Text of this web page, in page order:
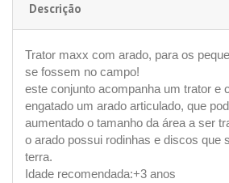
Descrição
Trator maxx com arado, para os
se fossem no campo!
este conjunto acompanha um trator e
engatado um arado articulado, que
aumentado o tamanho da área a ser
o arado possui rodinhas e discos que
terra.
Idade recomendada:+3 anos